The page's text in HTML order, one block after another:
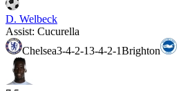
D. Welbeck
Assist: Cucurella
Chelsea3-4-2-13-4-2-1Brighton